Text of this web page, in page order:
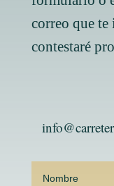
correo que te
contestaré